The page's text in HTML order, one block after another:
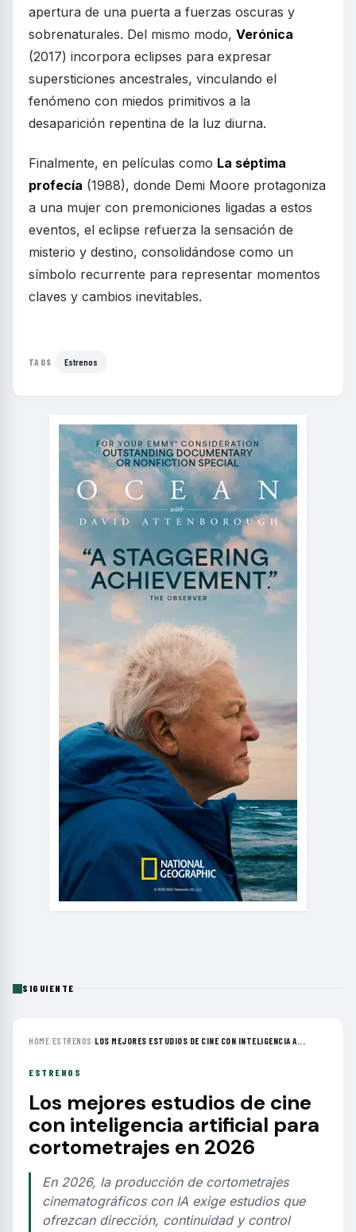
apertura de una puerta a fuerzas oscuras y
sobrenaturales. Del mismo modo, Verónica
(2017) incorpora eclipses para expresar
supersticiones ancestrales, vinculando el
fenómeno con miedos primitivos a la
desaparición repentina de la luz diurna.
Finalmente, en películas como La séptima
profecía (1988), donde Demi Moore protagoniza
a una mujer con premoniciones ligadas a estos
eventos, el eclipse refuerza la sensación de
misterio y destino, consolidándose como un
símbolo recurrente para representar momentos
claves y cambios inevitables.
TAGS Estrenos
SIGUIENTE
HOME›ESTRENOS ›LOS MEJORES ESTUDIOS DE CINE CON INTELIGENCIA A...
ESTRENOS
Los mejores estudios de cine
con inteligencia artificial para
cortometrajes en 2026
En 2026, la producción de cortometrajes
cinematográficos con IA exige estudios que
ofrezcan dirección, continuidad y control